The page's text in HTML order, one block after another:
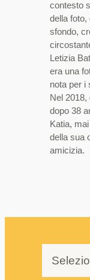
contesto
della foto,
sfondo,
Letizia
era una
nota per i
Nel 2018,
dopo 38
Katia,
della sua
amicizia.